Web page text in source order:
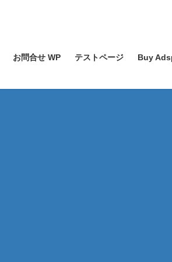
お問合せ WP テストページ Buy